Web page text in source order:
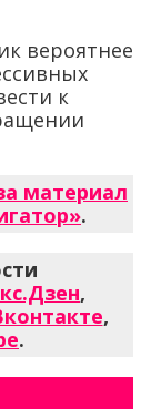
вероятнее
к
материал
.
,
,
.